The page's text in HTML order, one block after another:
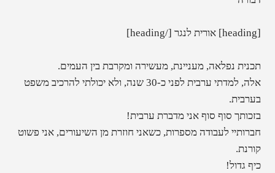
תכנית נפלאה, מעניינת, מעשירה ומקרבת בין העמים.
אלה, למדתי ערבית לפני כ-30 שנה, ולא יכולתי להרכיב משפט
בערבית.
בזכותך סוף סוף אני מדברת ערבית!
חברותיי לעבודה מספרות, כשאני חוזרת מן השיעורים, אני פשוט
קורנת.
כיף גדול!